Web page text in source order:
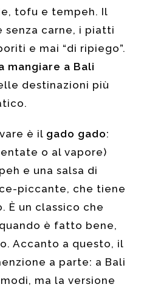
tofu e tempeh. Il
senza carne, i piatti
e mai “di ripiego”.
mangiare a Bali
destinazioni più
è il gado gado:
o al vapore)
e una salsa di
piccante, che tiene
È un classico che
è fatto bene,
Accanto a questo, il
a parte: a Bali
ma la versione